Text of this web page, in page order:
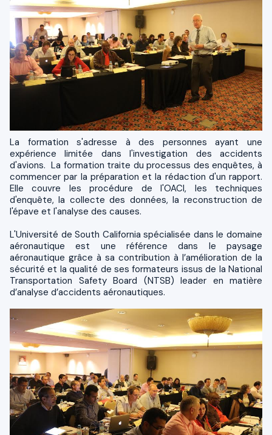
La formation s'adresse à des personnes ayant une
expérience limitée dans l'investigation des accidents
d'avions. La formation traite du processus des enquêtes, à
commencer par la préparation et la rédaction d'un rapport.
Elle couvre les procédure de l'OACI, les techniques
d'enquête, la collecte des données, la reconstruction de
l'épave et l'analyse des causes.
L'Université de South California spécialisée dans le domaine
aéronautique est une référence dans le paysage
aéronautique grâce à sa contribution à l’amélioration de la
sécurité et la qualité de ses formateurs issus de la National
Transportation Safety Board (NTSB) leader en matière
d’analyse d’accidents aéronautiques.